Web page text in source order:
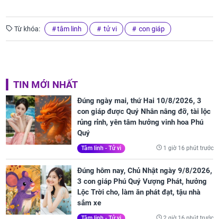
Từ khóa: tâm linh tử vi con giáp
TIN MỚI NHẤT
Đúng ngày mai, thứ Hai 10/8/2026, 3
con giáp được Quý Nhân nâng đỡ, tài lộc
rủng rỉnh, yên tâm hưởng vinh hoa Phú
Quý
Tâm linh - Tử vi 1 giờ 16 phút trước
Đúng hôm nay, Chủ Nhật ngày 9/8/2026,
3 con giáp Phú Quý Vượng Phát, hưởng
Lộc Trời cho, làm ăn phát đạt, tậu nhà
sắm xe